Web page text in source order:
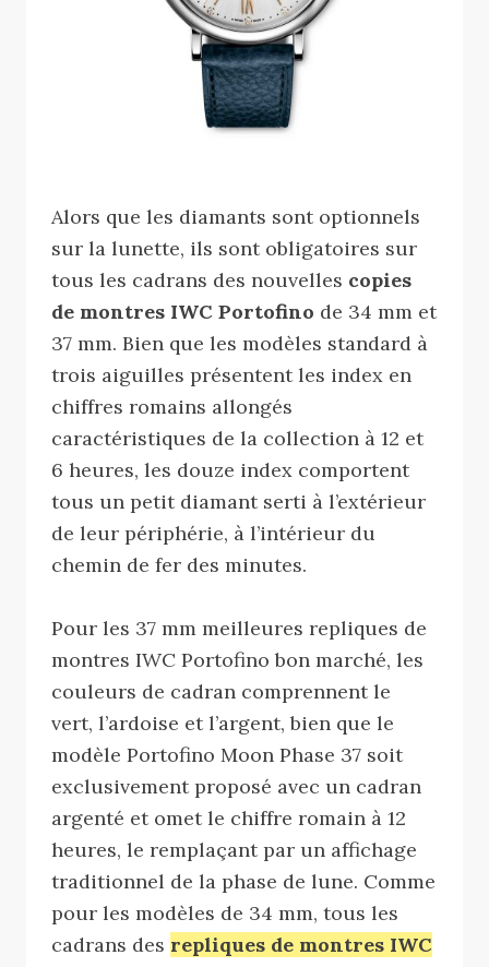
Alors que les diamants sont optionnels
sur la lunette, ils sont obligatoires sur
tous les cadrans des nouvelles copies
de montres IWC Portofino de 34 mm et
37 mm. Bien que les modèles standard à
trois aiguilles présentent les index en
chiffres romains allongés
caractéristiques de la collection à 12 et
6 heures, les douze index comportent
tous un petit diamant serti à l’extérieur
de leur périphérie, à l’intérieur du
chemin de fer des minutes.
Pour les 37 mm meilleures repliques de
montres IWC Portofino bon marché, les
couleurs de cadran comprennent le
vert, l’ardoise et l’argent, bien que le
modèle Portofino Moon Phase 37 soit
exclusivement proposé avec un cadran
argenté et omet le chiffre romain à 12
heures, le remplaçant par un affichage
traditionnel de la phase de lune. Comme
pour les modèles de 34 mm, tous les
cadrans des repliques de montres IWC